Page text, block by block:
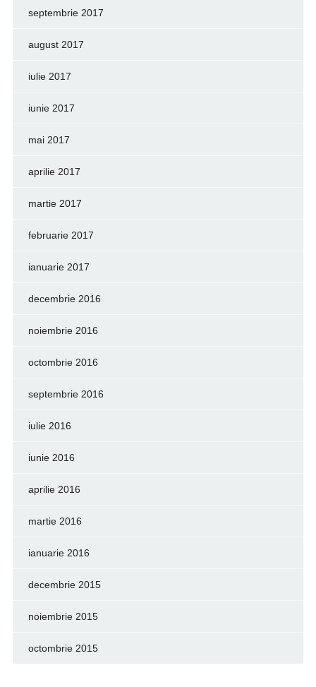
septembrie 2017
august 2017
iulie 2017
iunie 2017
mai 2017
aprilie 2017
martie 2017
februarie 2017
ianuarie 2017
decembrie 2016
noiembrie 2016
octombrie 2016
septembrie 2016
iulie 2016
iunie 2016
aprilie 2016
martie 2016
ianuarie 2016
decembrie 2015
noiembrie 2015
octombrie 2015